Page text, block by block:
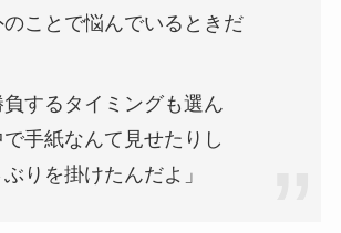
ことで悩んでいるときだ
するタイミングも選ん
手紙なんて見せたりし
りを掛けたんだよ」